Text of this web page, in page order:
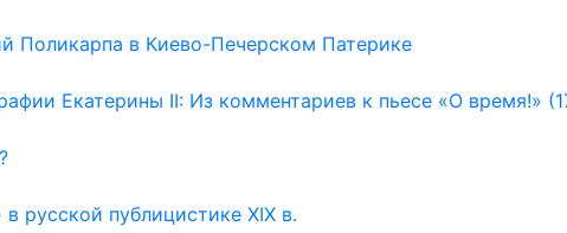
Поликарпа в Киево-Печерском Патерике
Екатерины II: Из комментариев к пьесе «О время!»
русской публицистике XIX в.